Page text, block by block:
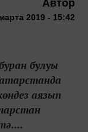
Автор
2019 - 15:42
булуы
аязып